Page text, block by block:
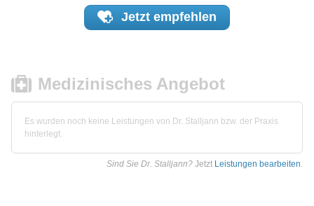
Jetzt empfehlen
Medizinisches Angebot
Es wurden noch keine Leistungen von Dr. Stalljann bzw. der Praxis
hinterlegt.
Sind Sie Dr. Stalljann? Jetzt Leistungen bearbeiten.